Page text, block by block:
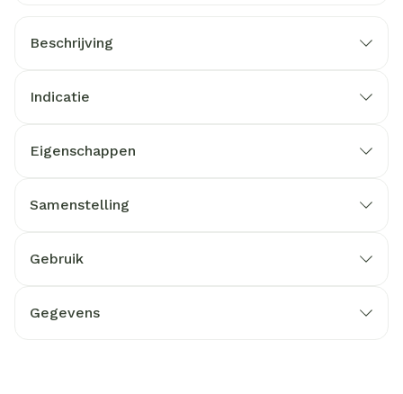
Beschrijving
Indicatie
Eigenschappen
Samenstelling
Gebruik
Gegevens